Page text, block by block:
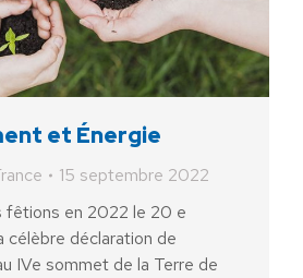
et Énergie
15 septembre 2022
fêtions en 2022 le 20 e
célèbre déclaration de
IVe sommet de la Terre de